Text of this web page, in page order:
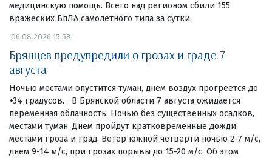
медицинскую помощь. Всего над регионом сбили 155
вражеских БпЛА самолетного типа за сутки.
06.08.2026 15:58
Брянцев предупредили о грозах и граде 7
августа
Ночью местами опустится туман, днем воздух прогреется до
+34 градусов. В Брянской области 7 августа ожидается
переменная облачность. Ночью без существенных осадков,
местами туман. Днем пройдут кратковременные дожди,
местами гроза и град. Ветер южной четверти ночью 2-7 м/с,
днем 9-14 м/с, при грозах порывы до 15-20 м/с. Об этом